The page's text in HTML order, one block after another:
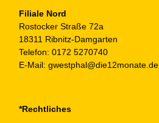
Filiale Nord
Rostocker Straße 72a
18311 Ribnitz-Damgarten
Telefon: 0172 5270740
E-Mail: gwestphal@die12monate.de
*Rechtliches